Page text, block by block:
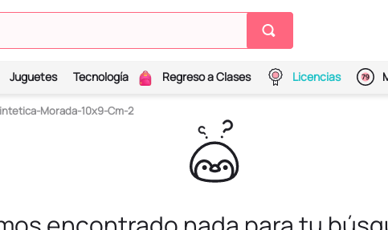
Juguetes Tecnología Regreso a Clases Licencias
Morada-10x9-Cm-2